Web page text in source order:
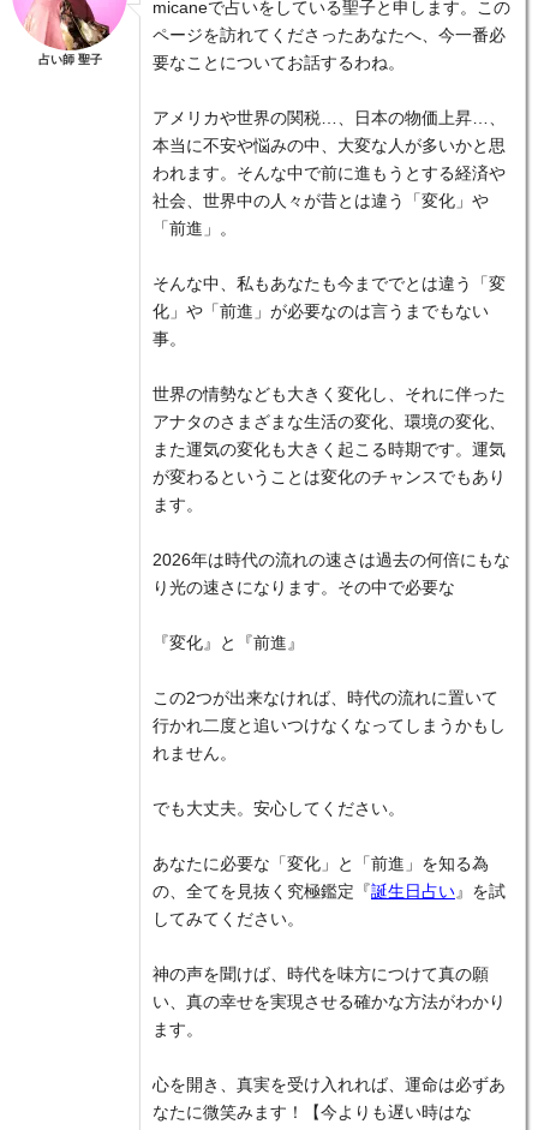
占い師 聖子
micaneで占いをしている聖子と申します。この
ページを訪れてくださったあなたへ、今一番必
要なことについてお話するわね。
アメリカや世界の関税…、日本の物価上昇…、
本当に不安や悩みの中、大変な人が多いかと思
われます。そんな中で前に進もうとする経済や
社会、世界中の人々が昔とは違う「変化」や
「前進」。
そんな中、私もあなたも今まででとは違う「変
化」や「前進」が必要なのは言うまでもない
事。
世界の情勢なども大きく変化し、それに伴った
アナタのさまざまな生活の変化、環境の変化、
また運気の変化も大きく起こる時期です。運気
が変わるということは変化のチャンスでもあり
ます。
2026年は時代の流れの速さは過去の何倍にもな
り光の速さになります。その中で必要な
『変化』と『前進』
この2つが出来なければ、時代の流れに置いて
行かれ二度と追いつけなくなってしまうかもし
れません。
でも大丈夫。安心してください。
あなたに必要な「変化」と「前進」を知る為
の、全てを見抜く究極鑑定『誕生日占い 』を試
してみてください。
神の声を聞けば、時代を味方につけて真の願
い、真の幸せを実現させる確かな方法がわかり
ます。
心を開き、真実を受け入れれば、運命は必ずあ
なたに微笑みます！【今よりも遅い時はな